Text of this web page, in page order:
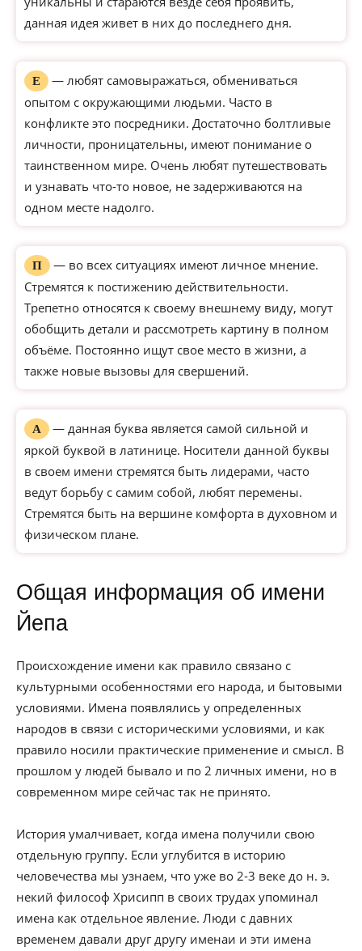
данная идея живет в них до последнего дня.
Е
— любят самовыражаться, обмениваться
опытом с окружающими людьми. Часто в
конфликте это посредники. Достаточно болтливые
личности, проницательны, имеют понимание о
таинственном мире. Очень любят путешествовать
и узнавать что-то новое, не задерживаются на
одном месте надолго.
П
— во всех ситуациях имеют личное мнение.
Стремятся к постижению действительности.
Трепетно относятся к своему внешнему виду, могут
обобщить детали и рассмотреть картину в полном
объёме. Постоянно ищут свое место в жизни, а
также новые вызовы для свершений.
А
— данная буква является самой сильной и
яркой буквой в латинице. Носители данной буквы
в своем имени стремятся быть лидерами, часто
ведут борьбу с самим собой, любят перемены.
Стремятся быть на вершине комфорта в духовном и
физическом плане.
Общая информация об имени
Йепа
Происхождение имени как правило связано с
культурными особенностями его народа, и бытовыми
условиями. Имена появлялись у определенных
народов в связи с историческими условиями, и как
правило носили практические применение и смысл. В
прошлом у людей бывало и по 2 личных имени, но в
современном мире сейчас так не принято.
История умалчивает, когда имена получили свою
отдельную группу. Если углубится в историю
человечества мы узнаем, что уже во 2-3 веке до н. э.
некий философ Хрисипп в своих трудах упоминал
имена как отдельное явление. Люди с давних
временем давали друг другу именаи и эти имена